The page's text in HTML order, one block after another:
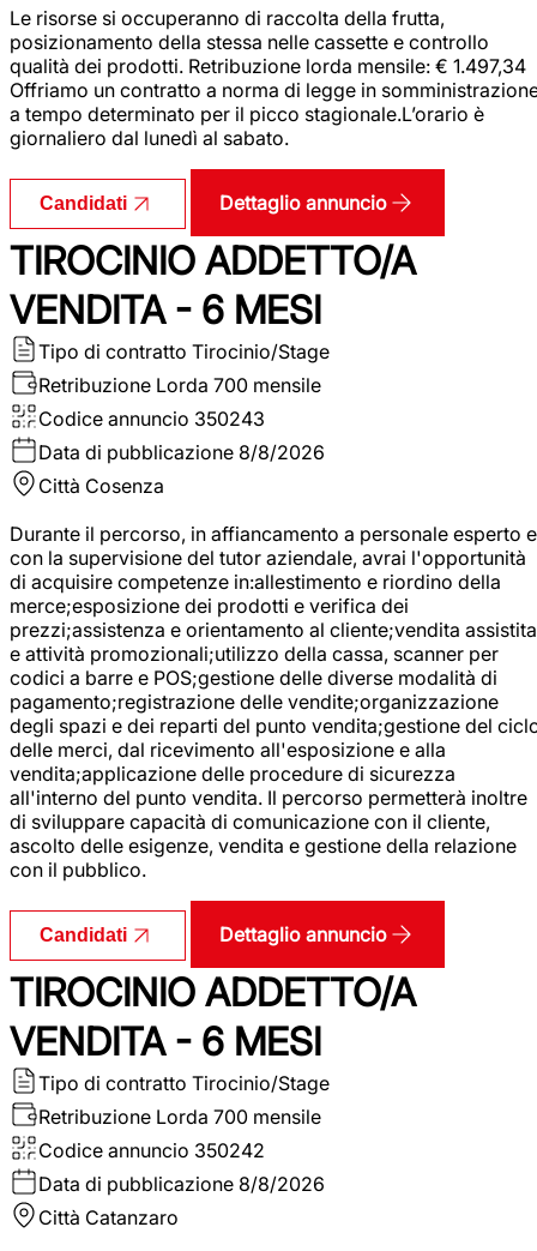
Le risorse si occuperanno di raccolta della frutta,
posizionamento della stessa nelle cassette e controllo
qualità dei prodotti. Retribuzione lorda mensile: € 1.497,34
Offriamo un contratto a norma di legge in
a tempo determinato per il picco stagionale.L’orario è
giornaliero dal lunedì al sabato.
Candidati Dettaglio annuncio
TIROCINIO ADDETTO/A
VENDITA - 6 MESI
Tipo di contratto Tirocinio/Stage
Retribuzione Lorda 700 mensile
Codice annuncio 350243
Data di pubblicazione 8/8/2026
Città Cosenza
Durante il percorso, in affiancamento a personale esperto e
con la supervisione del tutor aziendale, avrai l'opportunità
di acquisire competenze in:allestimento e riordino della
merce;esposizione dei prodotti e verifica dei
prezzi;assistenza e orientamento al cliente;vendita assistita
e attività promozionali;utilizzo della cassa, scanner per
codici a barre e POS;gestione delle diverse modalità di
pagamento;registrazione delle vendite;organizzazione
degli spazi e dei reparti del punto vendita;gestione del
delle merci, dal ricevimento all'esposizione e alla
vendita;applicazione delle procedure di sicurezza
all'interno del punto vendita. Il percorso permetterà inoltre
di sviluppare capacità di comunicazione con il cliente,
ascolto delle esigenze, vendita e gestione della relazione
con il pubblico.
Candidati Dettaglio annuncio
TIROCINIO ADDETTO/A
VENDITA - 6 MESI
Tipo di contratto Tirocinio/Stage
Retribuzione Lorda 700 mensile
Codice annuncio 350242
Data di pubblicazione 8/8/2026
Città Catanzaro